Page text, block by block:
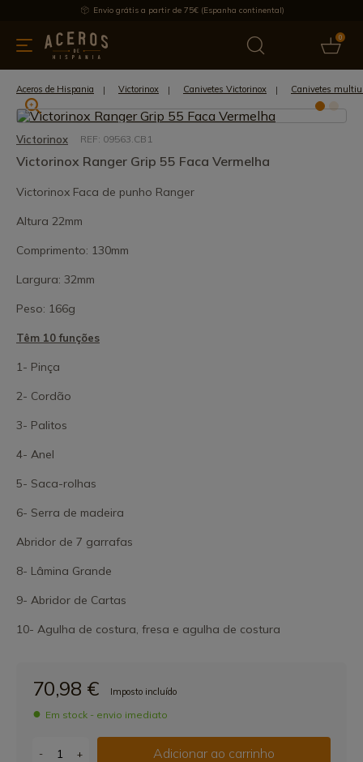
Envio grátis a partir de 75€ (Espanha continental)
0
& Utensílios de cozinha Oferece Últimas notícias
Aceros de Hispania Victorinox Canivetes Victorinox Canivetes
Victorinox REF: 09563.CB1
Victorinox Ranger Grip 55 Faca Vermelha
Victorinox Faca de punho Ranger
Altura 22mm
Comprimento: 130mm
Largura: 32mm
Peso: 166g
Têm 10 funções
1- Pinça
2- Cordão
3- Palitos
4- Anel
5- Saca-rolhas
6- Serra de madeira
Abridor de 7 garrafas
8- Lâmina Grande
9- Abridor de Cartas
10- Agulha de costura, fresa e agulha de costura
70,98 € Imposto incluído
Em stock - envio imediato
- + Adicionar ao carrinho